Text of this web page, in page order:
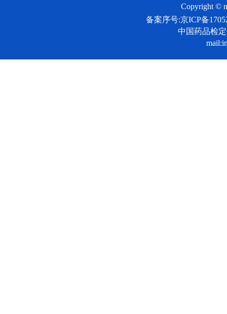
Copyright ©
备案序号:京ICP备
中国药品检